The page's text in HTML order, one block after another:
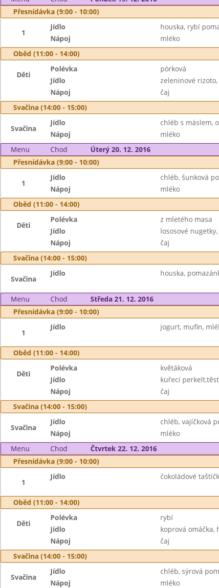
Přesnídávka (9:00 - 10:00)
1
Jídlo
houska, rybí
Nápoj
mléko
Oběd (11:00 - 14:00)
Děti
Polévka
pórková
Jídlo
zeleninové
Nápoj
čaj
Svačina (14:00 - 15:00)
Svačina
Jídlo
chléb s máslem,
Nápoj
mléko
Menu
Chod
Úterý 20. 12. 2016
Přesnídávka (9:00 - 10:00)
1
Jídlo
chléb, šunková
Nápoj
mléko
Oběd (11:00 - 14:00)
Děti
Polévka
z mletého masa
Jídlo
lososové
Nápoj
čaj
Svačina (14:00 - 15:00)
Svačina
Jídlo houska,
Menu Chod
Středa 21. 12. 2016
Přesnídávka (9:00 - 10:00)
1
Jídlo jogurt, mufin,
Oběd (11:00 - 14:00)
Děti
Polévka
květáková
Jídlo
kuřecí
Nápoj
čaj
Svačina (14:00 - 15:00)
Svačina
Jídlo
chléb, vajíčková
Nápoj
mléko
Menu
Chod
Čtvrtek 22. 12. 2016
Přesnídávka (9:00 - 10:00)
1
Jídlo čokoládové
Oběd (11:00 - 14:00)
Děti
Polévka
rybí
Jídlo
koprová omáčka,
Nápoj
čaj
Svačina (14:00 - 15:00)
Svačina
Jídlo
chléb, sýrová
Nápoj
mléko